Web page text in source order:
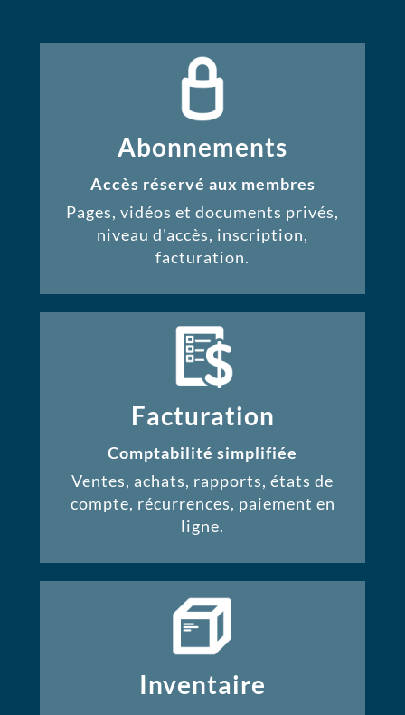
Abonnements
Accès réservé aux membres
Pages, vidéos et documents privés,
niveau d'accès, inscription,
facturation.
Facturation
Comptabilité simplifiée
Ventes, achats, rapports, états de
compte, récurrences, paiement en
ligne.
Inventaire